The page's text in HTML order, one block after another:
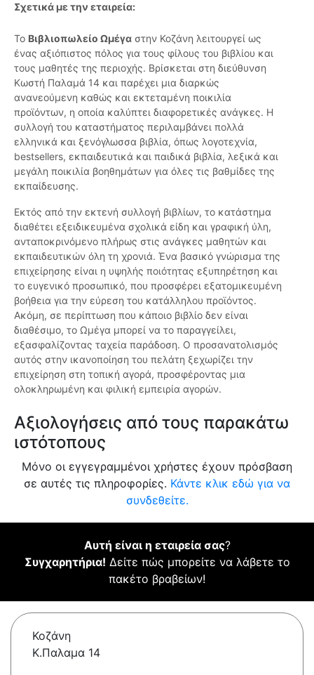
Σχετικά με την εταιρεία:
Το Βιβλιοπωλείο Ωμέγα στην Κοζάνη λειτουργεί ως
ένας αξιόπιστος πόλος για τους φίλους του βιβλίου και
τους μαθητές της περιοχής. Βρίσκεται στη διεύθυνση
Κωστή Παλαμά 14 και παρέχει μια διαρκώς
ανανεούμενη καθώς και εκτεταμένη ποικιλία
προϊόντων, η οποία καλύπτει διαφορετικές ανάγκες. Η
συλλογή του καταστήματος περιλαμβάνει πολλά
ελληνικά και ξενόγλωσσα βιβλία, όπως λογοτεχνία,
bestsellers, εκπαιδευτικά και παιδικά βιβλία, λεξικά και
μεγάλη ποικιλία βοηθημάτων για όλες τις βαθμίδες της
εκπαίδευσης.
Εκτός από την εκτενή συλλογή βιβλίων, το κατάστημα
διαθέτει εξειδικευμένα σχολικά είδη και γραφική ύλη,
ανταποκρινόμενο πλήρως στις ανάγκες μαθητών και
εκπαιδευτικών όλη τη χρονιά. Ένα βασικό γνώρισμα της
επιχείρησης είναι η υψηλής ποιότητας εξυπηρέτηση και
το ευγενικό προσωπικό, που προσφέρει εξατομικευμένη
βοήθεια για την εύρεση του κατάλληλου προϊόντος.
Ακόμη, σε περίπτωση που κάποιο βιβλίο δεν είναι
διαθέσιμο, το Ωμέγα μπορεί να το παραγγείλει,
εξασφαλίζοντας ταχεία παράδοση. Ο προσανατολισμός
αυτός στην ικανοποίηση του πελάτη ξεχωρίζει την
επιχείρηση στη τοπική αγορά, προσφέροντας μια
ολοκληρωμένη και φιλική εμπειρία αγορών.
Αξιολογήσεις από τους παρακάτω
ιστότοπους
Μόνο οι εγγεγραμμένοι χρήστες έχουν πρόσβαση
σε αυτές τις πληροφορίες. Κάντε κλικ εδώ για να
συνδεθείτε.
Αυτή είναι η εταιρεία σας?
Συγχαρητήρια! Δείτε πώς μπορείτε να λάβετε το
πακέτο βραβείων!
Κοζάνη
Κ.Παλαμα 14